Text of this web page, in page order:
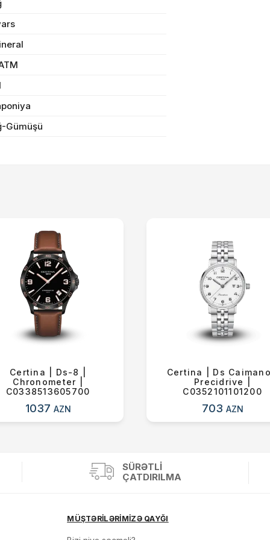
Gümüşü
Certina | Ds-8 |
Chronometer |
C0338513605700
1037 AZN
Certina | Ds
Precidrive |
C0352101101200
703 AZN
SÜRƏTLI
ÇATDIRILMA
MÜŞTƏRİLƏRİMİZƏ QAYĞI